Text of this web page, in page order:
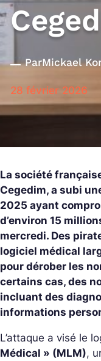
ParMickael
28 février 2026
La société
Cegedim, a subi
2025 ayant
d’environ 15
mercredi. Des
logiciel médical
pour dérober les
certains cas, des
incluant des
informations
L’attaque a visé le
Médical » (MLM),